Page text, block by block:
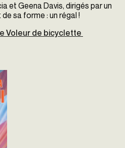
et Geena Davis, dirigés par un
sa forme : un régal !
Voleur de bicyclette